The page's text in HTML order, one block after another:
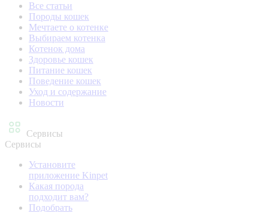
Все статьи
Породы кошек
Мечтаете о котенке
Выбираем котенка
Котенок дома
Здоровье кошек
Питание кошек
Поведение кошек
Уход и содержание
Новости
Сервисы
Сервисы
Установите
приложение Kinpet
Какая порода
подходит вам?
Подобрать